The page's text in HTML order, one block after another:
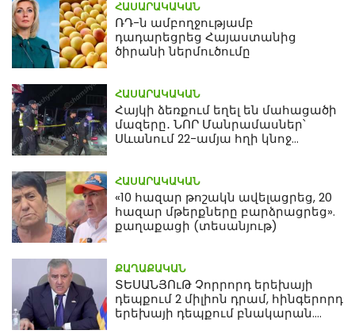
ՀԱՍԱՐԱԿԱԿԱՆ
ՌԴ-ն ամբողջությամբ
դադարեցրեց Հայաստանից
ծիրանի ներմուծումը
ՀԱՍԱՐԱԿԱԿԱՆ
Հայկի ձեռքում եղել են մահացածի
մազերը․ ՆՈՐ Մանրամասներ՝
Սևանում 22-ամյա հղի կնոջ
ՀԱՍԱՐԱԿԱԿԱՆ
«10 հազար թոշակն ավելացրեց, 20
հազար մթերքները բարձրացրեց».
քաղաքացի (տեսանյութ)
ՔԱՂԱՔԱԿԱՆ
ՏԵՍԱՆՅՈւԹ Չորրորդ երեխայի
դեպքում 2 միլիոն դրամ, հինգերորդ
երեխայի դեպքում բնակարան.